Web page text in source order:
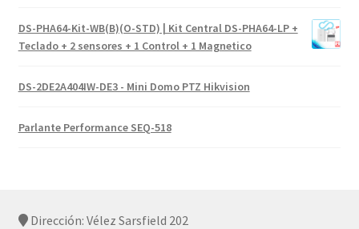
DS-PHA64-Kit-WB(B)(O-STD) | Kit Central DS-PHA64-LP +
Teclado + 2 sensores + 1 Control + 1 Magnetico
DS-2DE2A404IW-DE3 - Mini Domo PTZ Hikvision
Parlante Performance SEQ-518
Dirección: Vélez Sarsfield 202